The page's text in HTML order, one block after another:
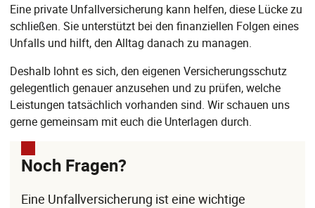
Eine private Unfallversicherung kann helfen, diese Lücke zu
schließen. Sie unterstützt bei den finanziellen Folgen eines
Unfalls und hilft, den Alltag danach zu managen.
Deshalb lohnt es sich, den eigenen Versicherungsschutz
gelegentlich genauer anzusehen und zu prüfen, welche
Leistungen tatsächlich vorhanden sind. Wir schauen uns
gerne gemeinsam mit euch die Unterlagen durch.
Noch Fragen?
Eine Unfallversicherung ist eine wichtige